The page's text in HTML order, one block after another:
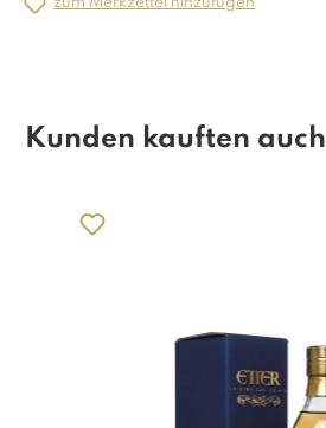
zum Merkzettel hinzufügen
Kunden kauften auch